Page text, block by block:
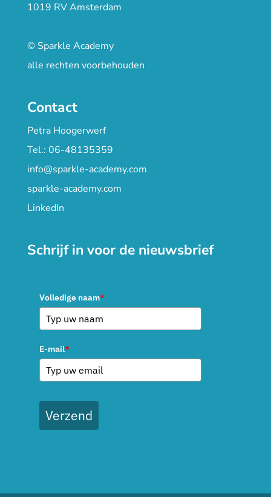
1019 RV Amsterdam
© Sparkle Academy
alle rechten voorbehouden
Contact
Petra Hoogerwerf
Tel.: 06-48135359
info@sparkle-academy.com
sparkle-academy.com
LinkedIn
Schrijf in voor de nieuwsbrief
Volledige naam*
E-mail*
Verzend